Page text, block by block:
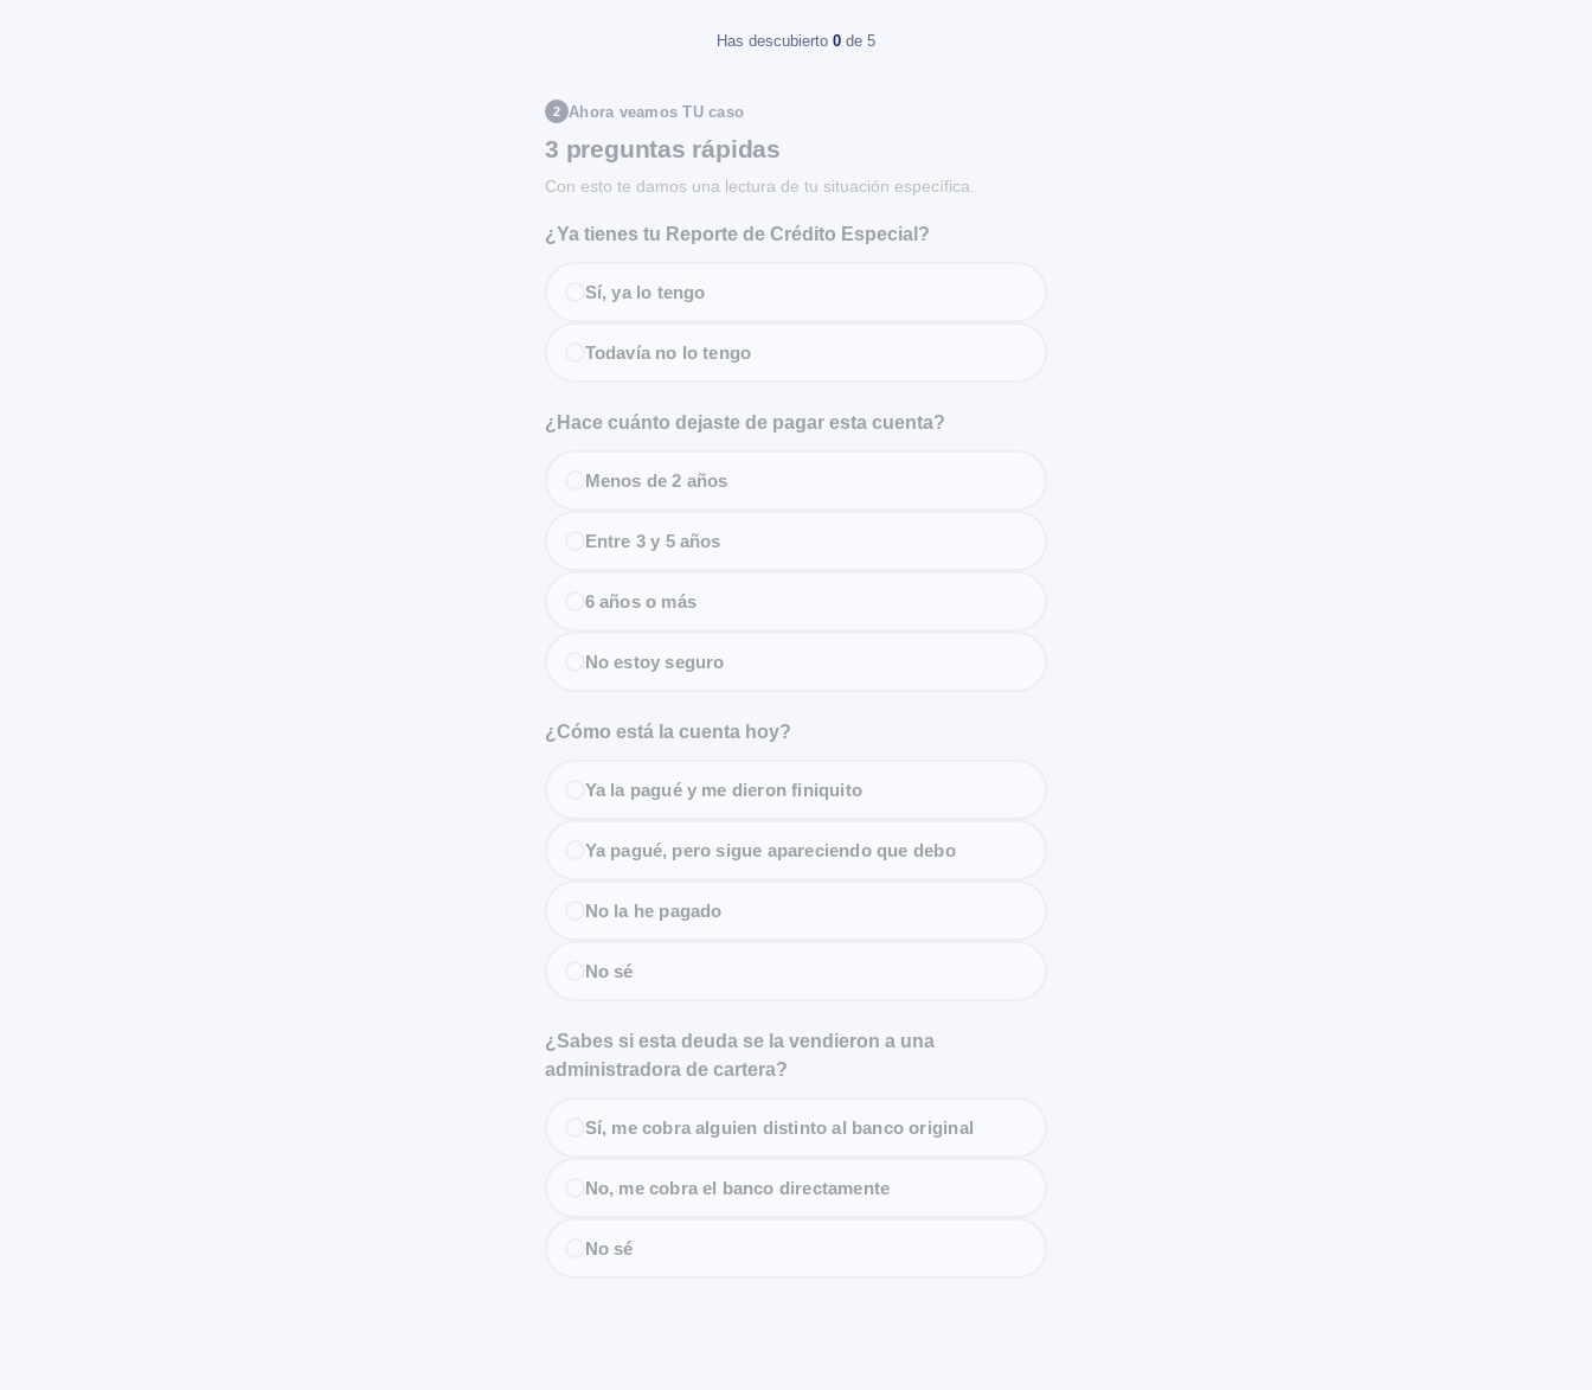
Has descubierto 0 de 5
2 Ahora veamos TU caso
3 preguntas rápidas
Con esto te damos una lectura de tu situación específica.
¿Ya tienes tu Reporte de Crédito Especial?
Sí, ya lo tengo
Todavía no lo tengo
¿Hace cuánto dejaste de pagar esta cuenta?
Menos de 2 años
Entre 3 y 5 años
6 años o más
No estoy seguro
¿Cómo está la cuenta hoy?
Ya la pagué y me dieron finiquito
Ya pagué, pero sigue apareciendo que debo
No la he pagado
No sé
¿Sabes si esta deuda se la vendieron a una
administradora de cartera?
Sí, me cobra alguien distinto al banco original
No, me cobra el banco directamente
No sé